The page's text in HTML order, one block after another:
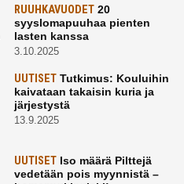
RUUHKAVUODET20
syyslomapuuhaa pienten
lasten kanssa
3.10.2025
UUTISETTutkimus: Kouluihin
kaivataan takaisin kuria ja
järjestystä
13.9.2025
UUTISETIso määrä Pilttejä
vedetään pois myynnistä –